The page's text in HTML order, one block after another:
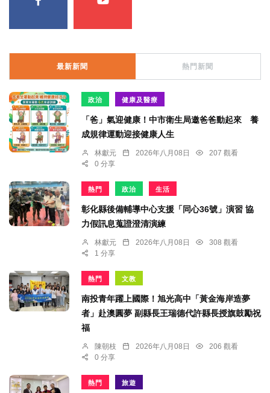
最新新聞 熱門新聞
政治 健康及醫療
「爸」氣迎健康！中市衛生局邀爸爸動起來 養
成規律運動迎接健康人生
林獻元 2026年八月08日
207 觀看
0 分享
熱門 政治 生活
彰化縣後備輔導中心支援「同心36號」演習 協
力假訊息蒐證澄清演練
林獻元 2026年八月08日
308 觀看
1 分享
熱門 文教
南投青年躍上國際！旭光高中「黃金海岸造夢
者」赴澳圓夢 副縣長王瑞德代許縣長授旗鼓勵祝
福
陳朝枝 2026年八月08日
206 觀看
0 分享
熱門 旅遊